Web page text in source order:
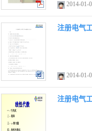
pdf
2014-01-
doc
注册电气
2014-01-
注册电气